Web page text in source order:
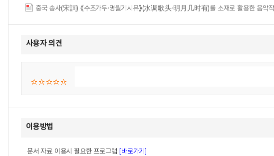
중국 송사(宋詞) 《수조가두·명월기시유》(水调歌头·明月几时有)를 소재로 활용한 음악
사용자 의견
이용방법
문서 자료 이용시 필요한 프로그램 [바로가기]